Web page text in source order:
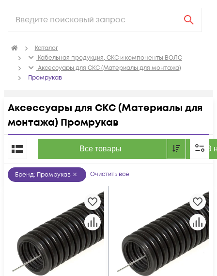
Каталог
Кабельная продукция, СКС и компоненты ВОЛС
Аксессуары для СКС (Материалы для монтажа)
Промрукав
Аксессуары для СКС (Материалы для
монтажа) Промрукав
Все товары В
По популярности
Бренд: Промрукав Очистить всё